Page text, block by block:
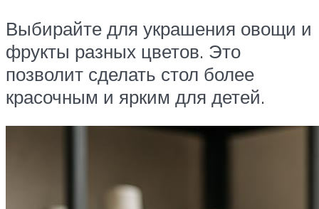
Выбирайте для украшения овощи и
фрукты разных цветов. Это
позволит сделать стол более
красочным и ярким для детей.